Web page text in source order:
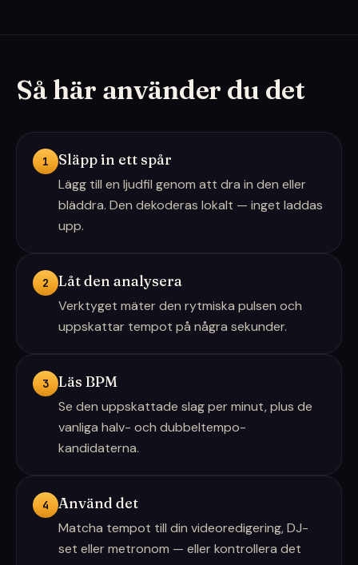
Så här använder du det
1 Släpp in ett spår
Lägg till en ljudfil genom att dra in den eller
bläddra. Den dekoderas lokalt — inget laddas
upp.
2 Låt den analysera
Verktyget mäter den rytmiska pulsen och
uppskattar tempot på några sekunder.
3 Läs BPM
Se den uppskattade slag per minut, plus de
vanliga halv- och dubbeltempo-
kandidaterna.
4 Använd det
Matcha tempot till din videoredigering, DJ-
set eller metronom — eller kontrollera det